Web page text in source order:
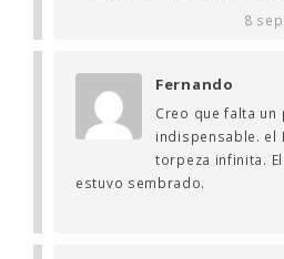
8
Fernando
Creo que falta un
indispensable. el
torpeza infinita.
estuvo sembrado.